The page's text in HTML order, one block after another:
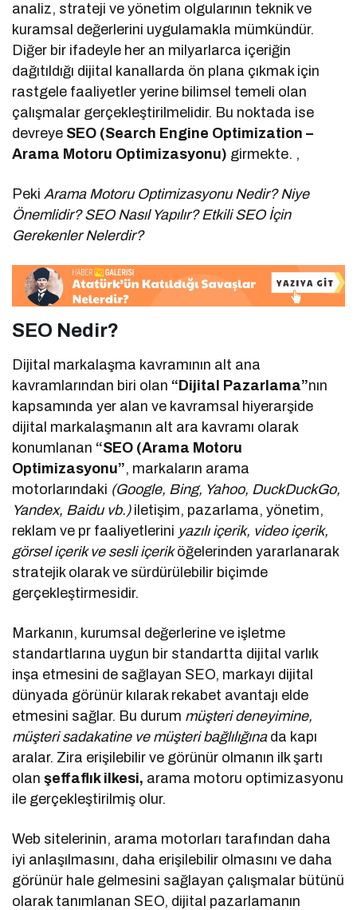
analiz, strateji ve yönetim olgularının teknik ve
kuramsal değerlerini uygulamakla mümkündür.
Diğer bir ifadeyle her an milyarlarca içeriğin
dağıtıldığı dijital kanallarda ön plana çıkmak için
rastgele faaliyetler yerine bilimsel temeli olan
çalışmalar gerçekleştirilmelidir. Bu noktada ise
devreye SEO (Search Engine Optimization –
Arama Motoru Optimizasyonu) girmekte. ,
PekiArama Motoru Optimizasyonu Nedir? Niye
Önemlidir? SEO Nasıl Yapılır? Etkili SEO İçin
Gerekenler Nelerdir?
SEO Nedir?
Dijital markalaşma kavramının alt ana
kavramlarından biri olan “Dijital Pazarlama”nın
kapsamında yer alan ve kavramsal hiyerarşide
dijital markalaşmanın alt ara kavramı olarak
konumlanan “SEO (Arama Motoru
Optimizasyonu”, markaların arama
motorlarındaki (Google, Bing, Yahoo, DuckDuckGo,
Yandex, Baidu vb.) iletişim, pazarlama, yönetim,
reklam ve pr faaliyetlerini yazılı içerik, video içerik,
görsel içerik ve sesli içeriköğelerinden yararlanarak
stratejik olarak ve sürdürülebilir biçimde
gerçekleştirmesidir.
Markanın, kurumsal değerlerine ve işletme
standartlarına uygun bir standartta dijital varlık
inşa etmesini de sağlayan SEO, markayı dijital
dünyada görünür kılarak rekabet avantajı elde
etmesini sağlar. Bu durum müşteri deneyimine,
müşteri sadakatine ve müşteri bağlılığınada kapı
aralar. Zira erişilebilir ve görünür olmanın ilk şartı
olan şeffaflık ilkesi, arama motoru optimizasyonu
ile gerçekleştirilmiş olur.
Web sitelerinin, arama motorları tarafından daha
iyi anlaşılmasını, daha erişilebilir olmasını ve daha
görünür hale gelmesini sağlayan çalışmalar bütünü
olarak tanımlanan SEO, dijital pazarlamanın